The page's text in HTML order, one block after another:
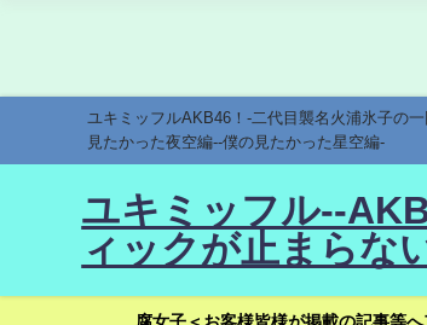
ユキミッフルAKB46！-二代目襲名火浦氷子の
見たかった夜空編--僕の見たかった星空編-
ユキミッフル--
ィックが止まらな
腐女子＜お客様皆様が掲載の記事等